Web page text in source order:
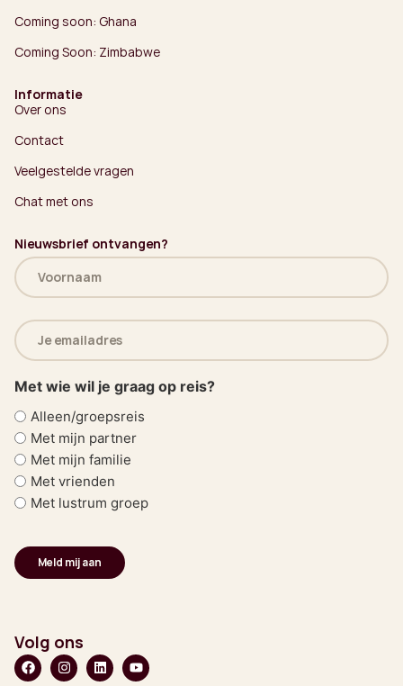
Coming soon: Ghana
Coming Soon: Zimbabwe
Informatie
Over ons
Contact
Veelgestelde vragen
Chat met ons
Nieuwsbrief ontvangen?
Naam
(Vereist)
E-
mailadres
(Vereist)
Met wie wil je graag op reis?
Alleen/groepsreis
Met mijn partner
Met mijn familie
Met vrienden
Met lustrum groep
Volg ons